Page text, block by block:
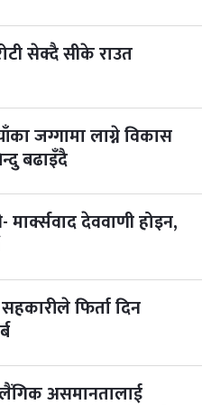
सेक्दै सीके राउत
जग्गामा लाग्ने विकास
बढाइँदै
मार्क्सवाद देववाणी होइन,
फिर्ता दिन
असमानतालाई